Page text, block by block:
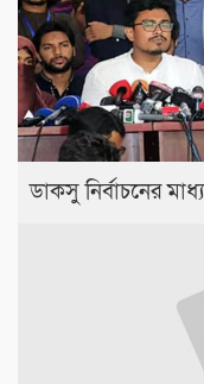
ডাকসু নির্বাচনের